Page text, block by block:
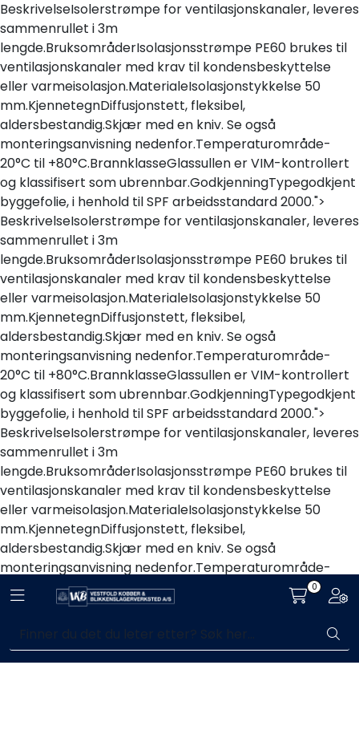
BeskrivelseIsolerstrømpe for ventilasjonskanaler, leveres
sammenrullet i 3m
lengde.BruksområderIsolasjonsstrømpe PE60 brukes til
ventilasjonskanaler med krav til kondensbeskyttelse
eller varmeisolasjon.MaterialeIsolasjonstykkelse 50
mm.KjennetegnDiffusjonstett, fleksibel,
aldersbestandig.Skjær med en kniv. Se også
monteringsanvisning nedenfor.Temperaturområde-
20°C til +80°C.BrannklasseGlassullen er VIM-kontrollert
og klassifisert som ubrennbar.GodkjenningTypegodkjent
byggefolie, i henhold til SPF arbeidsstandard 2000.">
BeskrivelseIsolerstrømpe for ventilasjonskanaler, leveres
sammenrullet i 3m
lengde.BruksområderIsolasjonsstrømpe PE60 brukes til
ventilasjonskanaler med krav til kondensbeskyttelse
eller varmeisolasjon.MaterialeIsolasjonstykkelse 50
mm.KjennetegnDiffusjonstett, fleksibel,
aldersbestandig.Skjær med en kniv. Se også
monteringsanvisning nedenfor.Temperaturområde-
20°C til +80°C.BrannklasseGlassullen er VIM-kontrollert
og klassifisert som ubrennbar.GodkjenningTypegodkjent
byggefolie, i henhold til SPF arbeidsstandard 2000.">
BeskrivelseIsolerstrømpe for ventilasjonskanaler, leveres
sammenrullet i 3m
lengde.BruksområderIsolasjonsstrømpe PE60 brukes til
ventilasjonskanaler med krav til kondensbeskyttelse
eller varmeisolasjon.MaterialeIsolasjonstykkelse 50
mm.KjennetegnDiffusjonstett, fleksibel,
aldersbestandig.Skjær med en kniv. Se også
monteringsanvisning nedenfor.Temperaturområde-
20°C til +80°C.BrannklasseGlassullen er VIM-kontrollert
og klassifisert som ubrennbar.GodkjenningTypegodkjent
byggefolie, i henhold til SPF arbeidsstandard 2000.">
Skip to main content
Komplett aktør i byggebransjen
Toggle navigation 0
Blikkenslagerarbeid
Fasadearbeid
Taktekking
FOAMGLAS®
Ventilasjon
Bildegalleri
Våre leverandører
Handle her!
Kunngjøringer!